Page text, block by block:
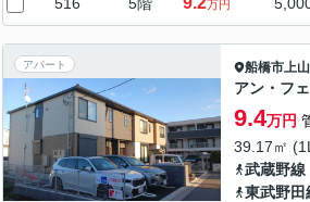
万円
アパート 船橋市上
アン・フ
9.4万円
39.17㎡
武蔵野線
東武野田